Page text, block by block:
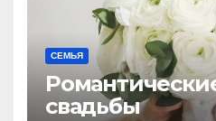
СЕМЬЯ
свадьбы